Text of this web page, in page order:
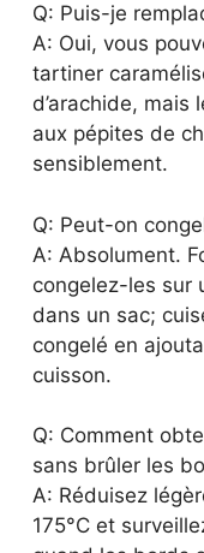
Q: Puis-je
A: Oui, vous
tartiner
d’arachide, mais
aux pépites de
sensiblement.
Q: Peut-on
A: Absolument.
congelez-les sur
dans un sac;
congelé en
cuisson.
Q: Comment
sans brûler les
A: Réduisez
175°C et